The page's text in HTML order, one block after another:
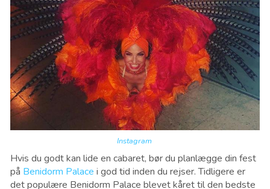
Instagram
Hvis du godt kan lide en cabaret, bør du planlægge din fest
på Benidorm Palace i god tid inden du rejser. Tidligere er
det populære Benidorm Palace blevet kåret til den bedste